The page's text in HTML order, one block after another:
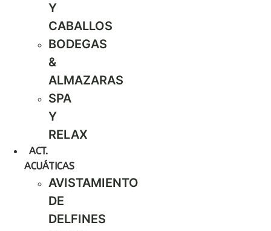
Y
CABALLOS
BODEGAS
&
ALMAZARAS
SPA
Y
RELAX
ACT.
ACUÁTICAS
AVISTAMIENTO
DE
DELFINES